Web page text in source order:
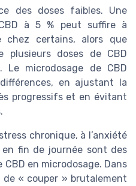
des doses faibles. Une
à 5 % peut suffire à
chez certains, alors que
plusieurs doses de CBD
Le microdosage de CBD
en ajustant la
progressifs et en évitant
chronique, à l’anxiété
fin de journée sont des
en microdosage. Dans
de « couper » brutalement